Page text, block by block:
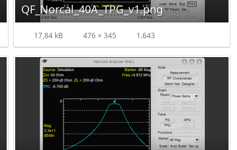
QF_Norcal_40A_TPG_v1.png
17,84 kB 476 × 345 1.643